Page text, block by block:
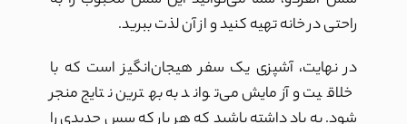
راحتی در خانه تهیه کنید و از آن لذت ببرید.
در نهایت، آشپزی یک سفر هیجان‌انگیز است که با
خلاقیت و آزمایش می‌تواند به بهترین نتایج منجر